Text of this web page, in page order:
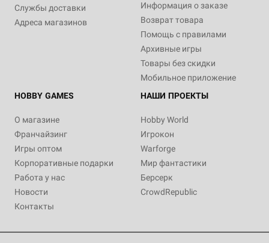
Службы доставки
Адреса магазинов
Информация о заказе
Возврат товара
Помощь с правилами
Архивные игры
Товары без скидки
Мобильное приложение
HOBBY GAMES
О магазине
Франчайзинг
Игры оптом
Корпоративные подарки
Работа у нас
Новости
Контакты
НАШИ ПРОЕКТЫ
Hobby World
Игрокон
Warforge
Мир фантастики
Берсерк
CrowdRepublic